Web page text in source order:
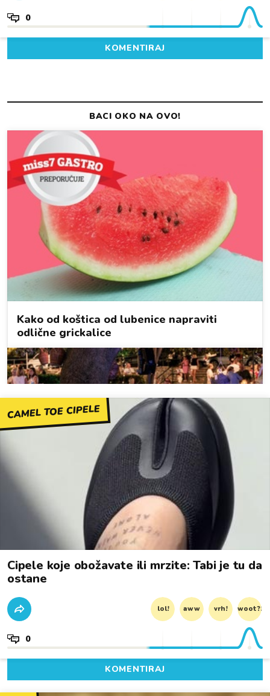
0
KOMENTIRAJ
CAMEL TOE CIPELE
Cipele koje obožavate ili mrzite: Tabi je tu da
ostane
lol! aww vrh! woot?!
0
KOMENTIRAJ